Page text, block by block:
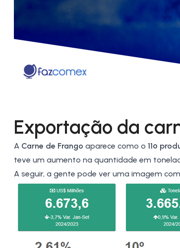
Exportação da
A Carne de Frango aparece como o 11º
teve um aumento na quantidade em
A seguir, a gente pode ver uma imagem